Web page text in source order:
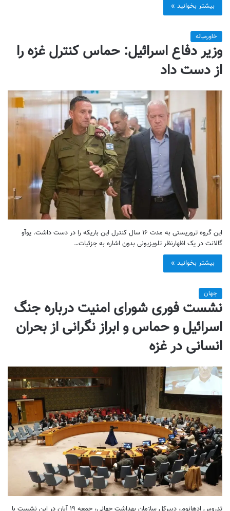
بیشتر بخوانید »
خاورمیانه
وزیر دفاع اسرائیل: حماس کنترل غزه را
از دست داد
این گروه تروریستی به مدت ۱۶ سال کنترل این باریکه را در دست داشت. یوآو
گالانت در یک اظهارنظر تلویزیونی بدون اشاره به جزئیات…
بیشتر بخوانید »
جهان
نشست فوری شورای امنیت درباره جنگ
اسرائیل و حماس و ابراز نگرانی از بحران
انسانی در غزه
تدروس ادهانوم، دبیرکل سازمان بهداشت جهانی، جمعه ۱۹ آبان در این نشست با